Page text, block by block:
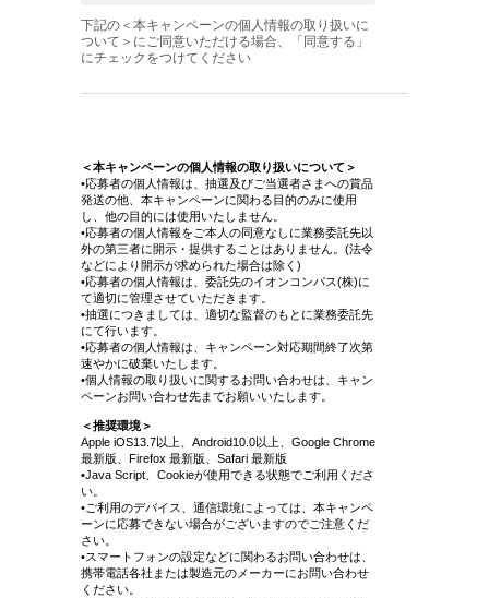
下記の＜本キャンペーンの個人情報の取り扱いに
ついて＞にご同意いただける場合、「同意する」
にチェックをつけてください
＜本キャンペーンの個人情報の取り扱いについて＞
•応募者の個人情報は、抽選及びご当選者さまへの賞品
発送の他、本キャンペーンに関わる目的のみに使用
し、他の目的には使用いたしません。
•応募者の個人情報をご本人の同意なしに業務委託先以
外の第三者に開示・提供することはありません。(法令
などにより開示が求められた場合は除く)
•応募者の個人情報は、委託先のイオンコンパス(株)に
て適切に管理させていただきます。
•抽選につきましては、適切な監督のもとに業務委託先
にて行います。
•応募者の個人情報は、キャンペーン対応期間終了次第
速やかに破棄いたします。
•個人情報の取り扱いに関するお問い合わせは、キャン
ペーンお問い合わせ先までお願いいたします。
＜推奨環境＞
Apple iOS13.7以上、Android10.0以上、Google Chrome
最新版、Firefox 最新版、Safari 最新版
•Java Script、Cookieが使用できる状態でご利用くださ
い。
•ご利用のデバイス、通信環境によっては、本キャンペ
ーンに応募できない場合がございますのでご注意くだ
さい。
•スマートフォンの設定などに関わるお問い合わせは、
携帯電話各社または製造元のメーカーにお問い合わせ
ください。